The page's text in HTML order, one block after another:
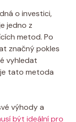
o investici,
jedno z
metod. Po
značný pokles
vyhledat
tato metoda
výhody a
být ideální pro